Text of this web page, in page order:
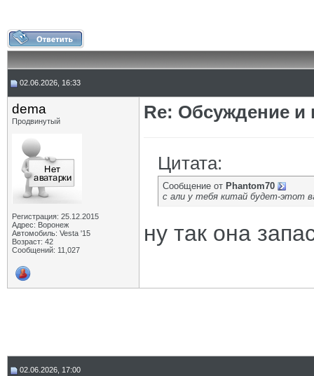
02.06.2026, 16:33
dema
Продвинутый
Регистрация: 25.12.2015
Адрес: Воронеж
Автомобиль: Vesta '15
Возраст: 42
Сообщений: 11,027
Re: Обсуждение
Цитата:
Сообщение от Phantom70
с али у тебя китай будет-этот
ну так она
02.06.2026, 17:00